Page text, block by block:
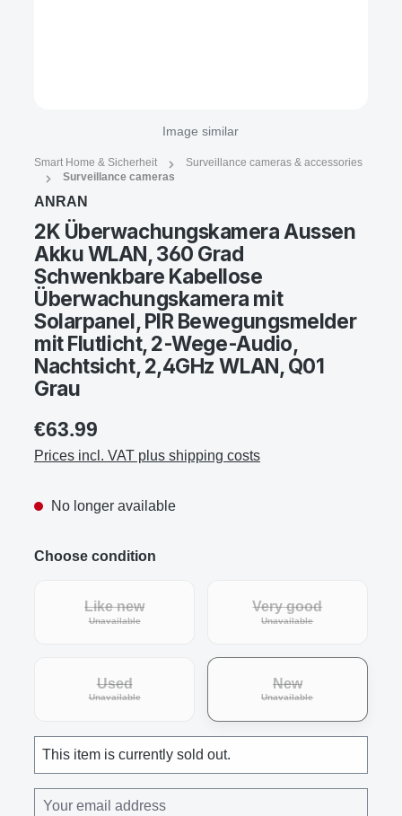
Image similar
Smart Home & Sicherheit
Surveillance cameras & accessories
Surveillance cameras
ANRAN
2K Überwachungskamera Aussen
Akku WLAN, 360 Grad
Schwenkbare Kabellose
Überwachungskamera mit
Solarpanel, PIR Bewegungsmelder
mit Flutlicht, 2-Wege-Audio,
Nachtsicht, 2,4GHz WLAN, Q01
Grau
€63.99
Prices incl. VAT plus shipping costs
No longer available
Choose condition
Like new
Unavailable(This option is currently unavailable.)
Very good
Unavailable(This option is
Used
Unavailable(This option is currently unavailable.)
New
Unavailable(This option is
This item is currently sold out.